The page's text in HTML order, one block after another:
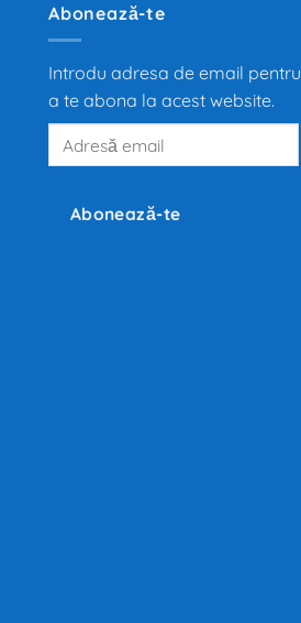
Abonează-te
Introdu adresa de email pentru
a te abona la acest website.
Adresă
Abonează-te